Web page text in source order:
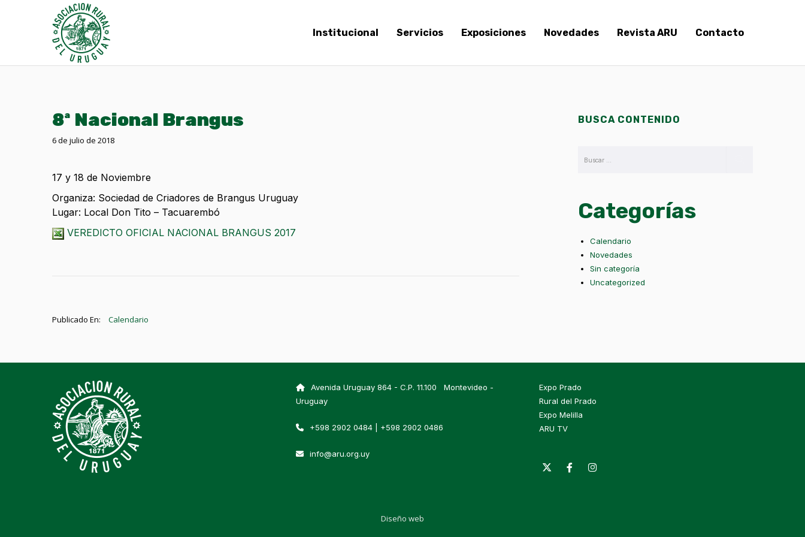
Institucional Servicios Exposiciones Novedades Revista ARU Contacto
8ª Nacional Brangus
6 de julio de 2018
17 y 18 de Noviembre
Organiza: Sociedad de Criadores de Brangus Uruguay
Lugar: Local Don Tito – Tacuarembó
VEREDICTO OFICIAL NACIONAL BRANGUS 2017
Publicado En: Calendario
BUSCA CONTENIDO
Categorías
Calendario
Novedades
Sin categoría
Uncategorized
Avenida Uruguay 864 - C.P. 11.100 Montevideo -
Uruguay
+598 2902 0484 | +598 2902 0486
info@aru.org.uy
Expo Prado
Rural del Prado
Expo Melilla
ARU TV
Diseño web